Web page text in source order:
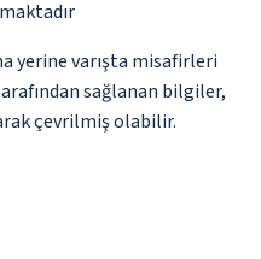
yerine varışta misafirleri
sağlanan bilgiler,
çevrilmiş olabilir.